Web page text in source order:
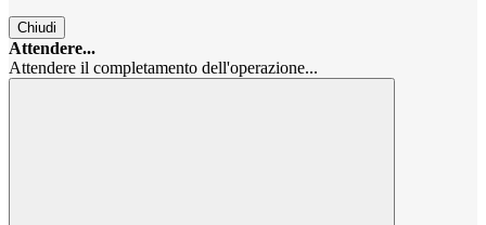
Chiudi
Attendere...
Attendere il completamento dell'operazione...